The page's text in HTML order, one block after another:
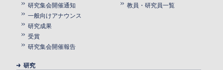
研究集会開催通知
一般向けアナウンス
研究成果
受賞
研究集会開催報告
教員・研究員一覧
研究